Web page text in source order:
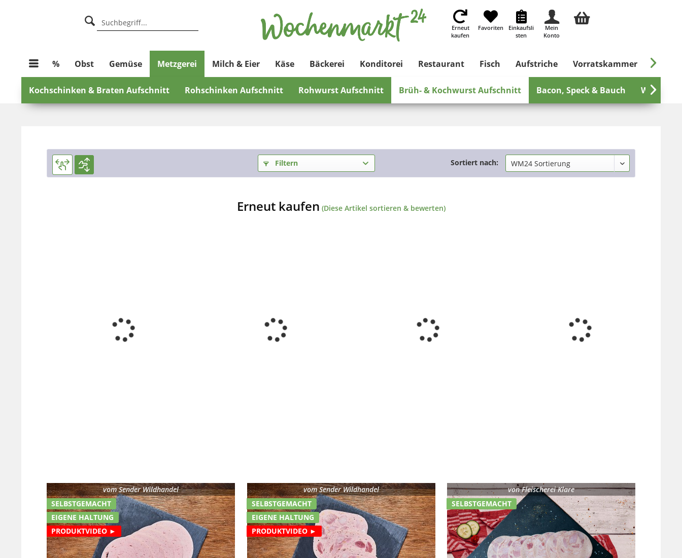
Erneut
kaufen
Favoriten
Einkaufsli
sten
Mein
Konto
% Obst Gemüse Metzgerei Milch & Eier Käse Bäckerei Konditorei Restaurant Fisch Aufstriche Vorratskammer Süßes
Kochschinken & Braten Aufschnitt Rohschinken Aufschnitt Rohwurst Aufschnitt Brüh- & Kochwurst Aufschnitt Bacon, Speck & Bauch Wurst


Filtern Sortiert nach:
Erneut kaufen (Diese Artikel sortieren & bewerten)
SELBSTGEMACHT
EIGENE HALTUNG
PRODUKTVIDEO ►
vomSender Wildhandel
SELBSTGEMACHT
EIGENE HALTUNG
PRODUKTVIDEO ►
vomSender Wildhandel
SELBSTGEMACHT
vonFleischerei Klare